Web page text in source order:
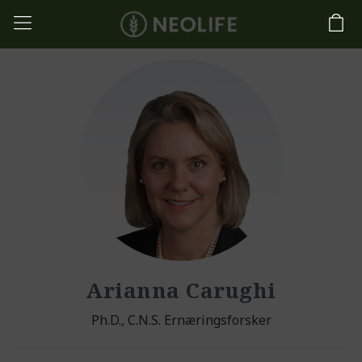
Arianna Carughi
Ph.D., C.N.S. Ernæringsforsker